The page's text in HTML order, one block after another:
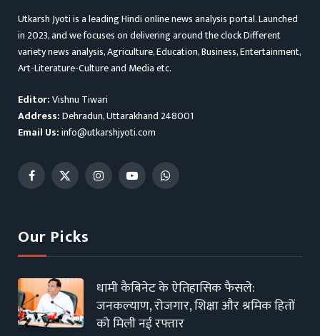
Utkarsh Jyoti is a leading Hindi online news analysis portal. Launched
in 2023, and we focuses on delivering around the clock Different
variety news analysis, Agriculture, Education, Business, Entertainment,
Art-Literature-Culture and Media etc.
Editor:Vishnu Tiwari
Address:Dehradun, Uttarakhand 248001
Email Us:info@utkarshjyoti.com
Facebook
X
InstagramYouTubeWhatsApp
Our Picks
धामी कैबिनेट के ऐतिहासिक फैसले:
जनकल्याण, रोजगार, शिक्षा और श्रमिक हितों
को मिली नई रफ्तार